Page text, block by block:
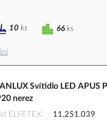
66 ks
10 ks
Svítidlo LED APUS
nerez
ELFETEX
11.251.039